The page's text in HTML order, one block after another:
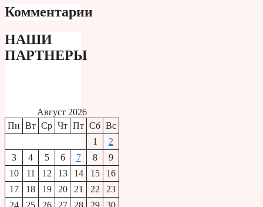
Комментарии
НАШИ
ПАРТНЕРЫ
Август 2026
Пн Вт Ср Чт Пт Сб Вс
1
2
3
4 5 6 7 8
9
10
11 12 13 14 15
16
17
18 19 20 21 22
23
24
25 26 27 28 29
30